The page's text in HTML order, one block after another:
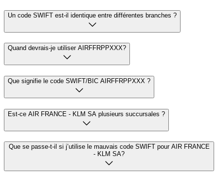
Un code SWIFT est-il identique entre différentes branches ?
Quand devrais-je utiliser AIRFFRPPXXX?
Que signifie le code SWIFT/BIC AIRFFRPPXXX ?
Est-ce AIR FRANCE - KLM SA plusieurs succursales ?
Que se passe-t-il si j’utilise le mauvais code SWIFT pour AIR FRANCE
- KLM SA?